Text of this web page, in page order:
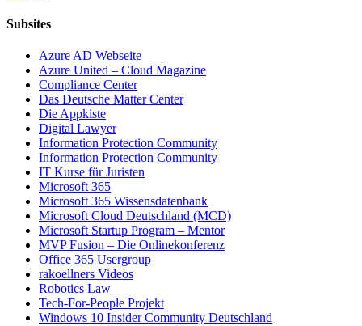
Subsites
Azure AD Webseite
Azure United – Cloud Magazine
Compliance Center
Das Deutsche Matter Center
Die Appkiste
Digital Lawyer
Information Protection Community
Information Protection Community
IT Kurse für Juristen
Microsoft 365
Microsoft 365 Wissensdatenbank
Microsoft Cloud Deutschland (MCD)
Microsoft Startup Program – Mentor
MVP Fusion – Die Onlinekonferenz
Office 365 Usergroup
rakoellners Videos
Robotics Law
Tech-For-People Projekt
Windows 10 Insider Community Deutschland